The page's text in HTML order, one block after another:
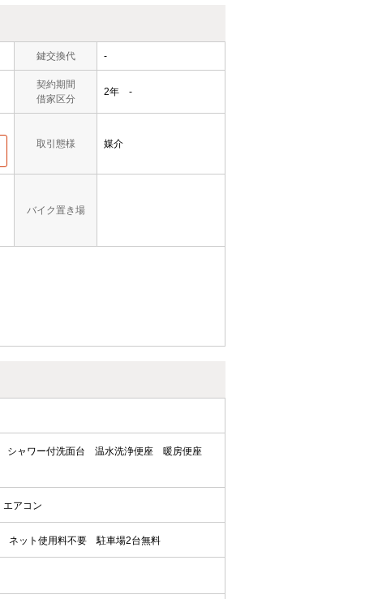
鍵交換代 -
契約期間
借家区分
2年 -
取引態様 媒介
バイク置き場
シャワー付洗面台 温水洗浄便座
暖房便座
エアコン
ネット使用料不要 駐車場2台無料